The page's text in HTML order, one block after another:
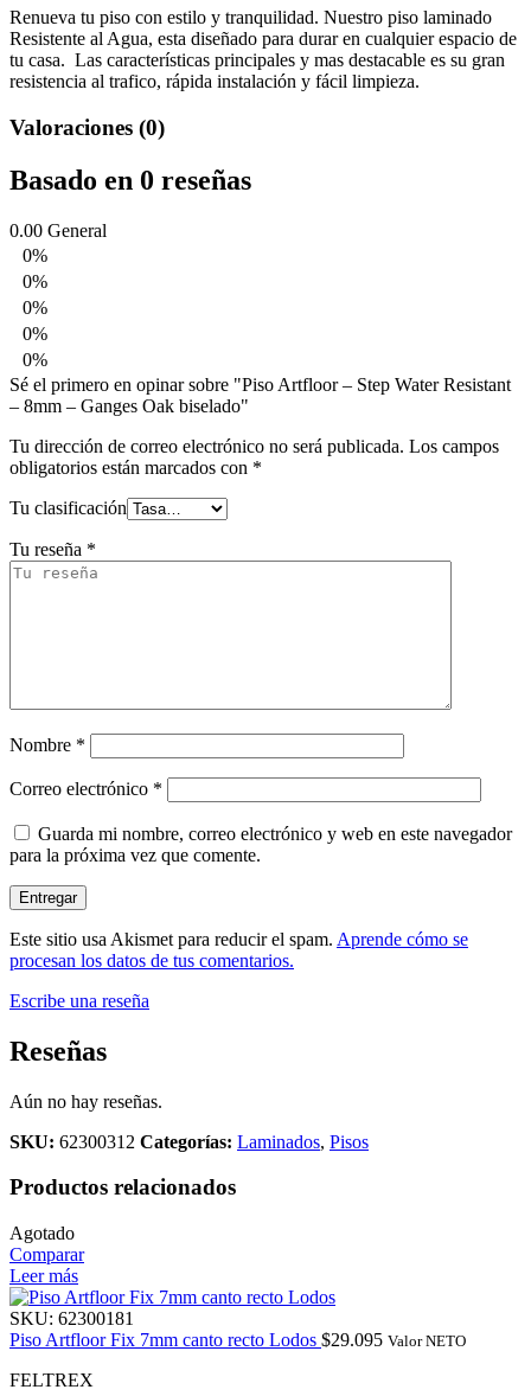
Renueva tu piso con estilo y tranquilidad. Nuestro piso laminado
Resistente al Agua, esta diseñado para durar en cualquier espacio de
tu casa. Las características principales y mas destacable es su gran
resistencia al trafico, rápida instalación y fácil limpieza.
Valoraciones (0)
Basado en 0 reseñas
0.00 General
0%
0%
0%
0%
0%
Sé el primero en opinar sobre "Piso Artfloor – Step Water Resistant
– 8mm – Ganges Oak biselado"
Tu dirección de correo electrónico no será publicada. Los campos
obligatorios están marcados con *
Tu clasificación
Tu reseña *
Nombre *
Correo electrónico *
Guarda mi nombre, correo electrónico y web en este navegador
para la próxima vez que comente.
Este sitio usa Akismet para reducir el spam. Aprende cómo se
procesan los datos de tus comentarios.
Escribe una reseña
Reseñas
Aún no hay reseñas.
SKU: 62300312 Categorías: Laminados, Pisos
Productos relacionados
Agotado
Comparar
Leer más
SKU: 62300181
Piso Artfloor Fix 7mm canto recto Lodos $29.095 Valor NETO
FELTREX